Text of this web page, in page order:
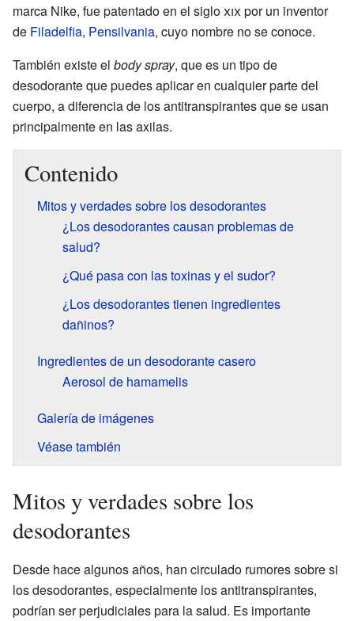
marca Nike, fue patentado en el sigloxixpor un inventor
de Filadelfia, Pensilvania, cuyo nombre no se conoce.
También existe el body spray, que es un tipo de
desodorante que puedes aplicar en cualquier parte del
cuerpo, a diferencia de los antitranspirantes que se usan
principalmente en las axilas.
Contenido
Mitos y verdades sobre los desodorantes
¿Los desodorantes causan problemas de
salud?
¿Qué pasa con las toxinas y el sudor?
¿Los desodorantes tienen ingredientes
dañinos?
Ingredientes de un desodorante casero
Aerosol de hamamelis
Galería de imágenes
Véase también
Mitos y verdades sobre los
desodorantes
Desde hace algunos años, han circulado rumores sobre si
los desodorantes, especialmente los antitranspirantes,
podrían ser perjudiciales para la salud. Es importante